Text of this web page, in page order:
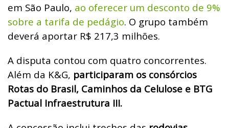
em São Paulo, ao oferecer um desconto de 9%
sobre a tarifa de pedágio. O grupo também
deverá aportar R$ 217,3 milhões.
A disputa contou com quatro concorrentes.
Além da K&G, participaram os consórcios
Rotas do Brasil, Caminhos da Celulose e BTG
Pactual Infraestrutura III.